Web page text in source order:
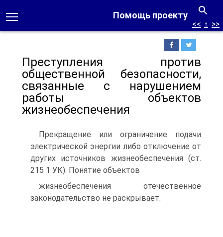
Помощь проекту
<< ↑ >>
Преступления против
общественной безопасности,
связанные с нарушением
работы объектов
жизнеобеспечения
Прекращение или ограничение подачи
электрической энергии либо отключение от
других источников жизнеобеспечения (ст.
215 1 УК). Понятие объектов
жизнеобеспечения отечественное
законодательство не раскрывает.